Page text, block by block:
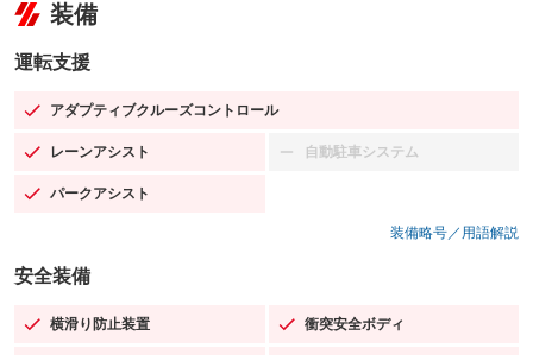
装備
運転支援
アダプティブクルーズコントロール
：装備あり
レーンアシスト
：装備あり 自動駐車システム
：装備なし
パークアシスト
：装備あり
装備略号／用語解説
安全装備
横滑り防止装置
：装備あり 衝突安全ボディ
：装備あり